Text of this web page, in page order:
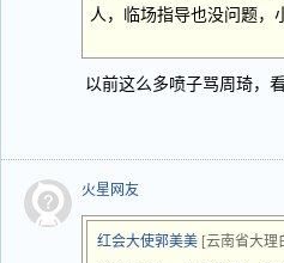
人，临场指导也没问题，
以前这么多喷子骂周琦，
火星网友
红会大使郭美美 [云南省大理